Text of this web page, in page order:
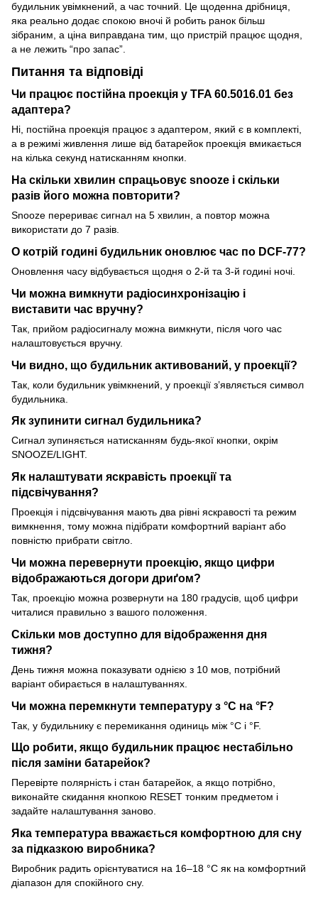
будильник увімкнений, а час точний. Це щоденна дрібниця,
яка реально додає спокою вночі й робить ранок більш
зібраним, а ціна виправдана тим, що пристрій працює щодня,
а не лежить “про запас”.
Питання та відповіді
Чи працює постійна проекція у TFA 60.5016.01 без
адаптера?
Ні, постійна проекція працює з адаптером, який є в комплекті,
а в режимі живлення лише від батарейок проекція вмикається
на кілька секунд натисканням кнопки.
На скільки хвилин спрацьовує snooze і скільки
разів його можна повторити?
Snooze перериває сигнал на 5 хвилин, а повтор можна
використати до 7 разів.
О котрій годині будильник оновлює час по DCF-77?
Оновлення часу відбувається щодня о 2-й та 3-й годині ночі.
Чи можна вимкнути радіосинхронізацію і
виставити час вручну?
Так, прийом радіосигналу можна вимкнути, після чого час
налаштовується вручну.
Чи видно, що будильник активований, у проекції?
Так, коли будильник увімкнений, у проекції з’являється символ
будильника.
Як зупинити сигнал будильника?
Сигнал зупиняється натисканням будь-якої кнопки, окрім
SNOOZE/LIGHT.
Як налаштувати яскравість проекції та
підсвічування?
Проекція і підсвічування мають два рівні яскравості та режим
вимкнення, тому можна підібрати комфортний варіант або
повністю прибрати світло.
Чи можна перевернути проекцію, якщо цифри
відображаються догори дриґом?
Так, проекцію можна розвернути на 180 градусів, щоб цифри
читалися правильно з вашого положення.
Скільки мов доступно для відображення дня
тижня?
День тижня можна показувати однією з 10 мов, потрібний
варіант обирається в налаштуваннях.
Чи можна перемкнути температуру з °C на °F?
Так, у будильнику є перемикання одиниць між °C і °F.
Що робити, якщо будильник працює нестабільно
після заміни батарейок?
Перевірте полярність і стан батарейок, а якщо потрібно,
виконайте скидання кнопкою RESET тонким предметом і
задайте налаштування заново.
Яка температура вважається комфортною для сну
за підказкою виробника?
Виробник радить орієнтуватися на 16–18 °C як на комфортний
діапазон для спокійного сну.